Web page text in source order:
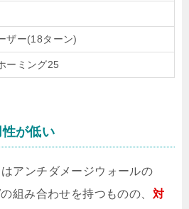
ザー(18ターン)
ーミング25
が低い
アンチダメージウォールの
組み合わせを持つものの、 対